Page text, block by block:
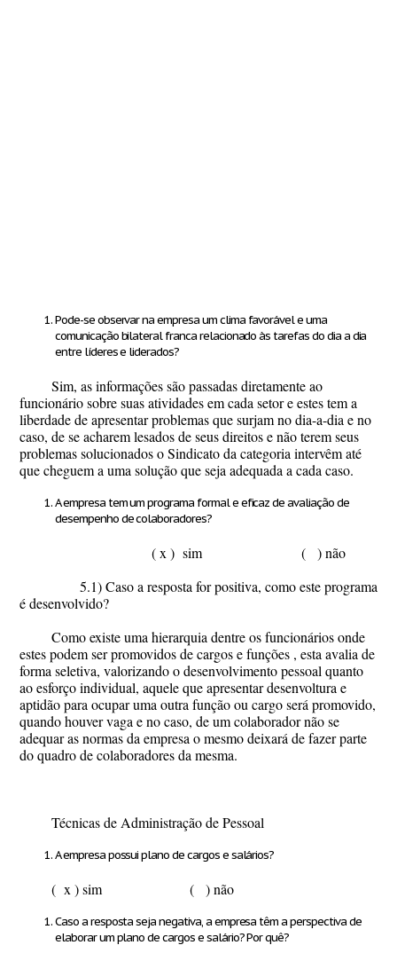
Pode-se observar na empresa um clima favorável e uma
comunicação bilateral franca relacionado às tarefas do dia a dia
entre líderes e liderados?
Sim, as informações são passadas diretamente ao
funcionário sobre suas atividades em cada setor e estes tem a
liberdade de apresentar problemas que surjam no dia-a-dia e no
caso, de se acharem lesados de seus direitos e não terem seus
problemas solucionados o Sindicato da categoria intervêm até
que cheguem a uma solução que seja adequada a cada caso.
A empresa tem um programa formal e eficaz de avaliação de
desempenho de colaboradores?
( x ) sim ( ) não
5.1) Caso a resposta for positiva, como este programa
é desenvolvido?
Como existe uma hierarquia dentre os funcionários onde
estes podem ser promovidos de cargos e funções , esta avalia de
forma seletiva, valorizando o desenvolvimento pessoal quanto
ao esforço individual, aquele que apresentar desenvoltura e
aptidão para ocupar uma outra função ou cargo será promovido,
quando houver vaga e no caso, de um colaborador não se
adequar as normas da empresa o mesmo deixará de fazer parte
do quadro de colaboradores da mesma.
Técnicas de Administração de Pessoal
A empresa possui plano de cargos e salários?
( x ) sim ( ) não
Caso a resposta seja negativa, a empresa têm a perspectiva de
elaborar um plano de cargos e salário? Por quê?